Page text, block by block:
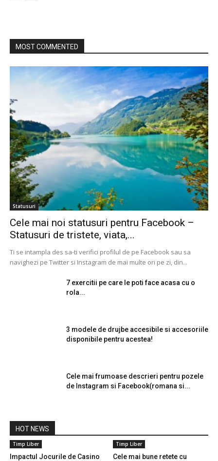
MOST COMMENTED
Statusuri
Cele mai noi statusuri pentru Facebook –
Statusuri de tristete, viata,...
Ti se intampla des sa-ti verifici profilul de pe Facebook sau sa
navighezi pe Twitter si Instagram de mai multe ori pe zi, din...
7 exercitii pe care le poti face acasa cu o
rola...
3 modele de drujbe accesibile si accesoriile
disponibile pentru acestea!
Cele mai frumoase descrieri pentru pozele
de Instagram si Facebook(romana si...
HOT NEWS
Timp Liber
Impactul Jocurile de Casino
Timp Liber
Cele mai bune retete cu